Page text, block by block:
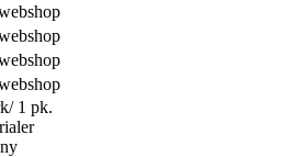
1 pk.